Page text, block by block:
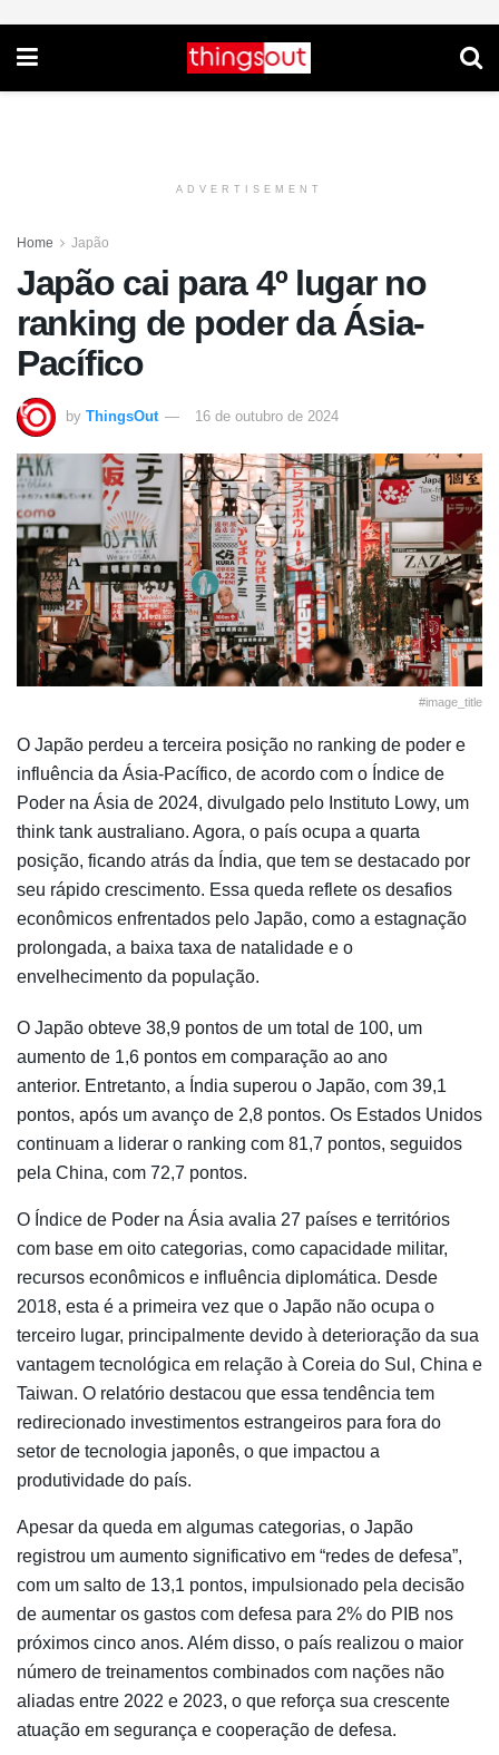
ADVERTISEMENT
Home Japão
Japão cai para 4º lugar no
ranking de poder da Ásia-
Pacífico
by ThingsOut 16 de outubro de 2024
#image_title
O Japão perdeu a terceira posição no ranking de poder e
influência da Ásia-Pacífico, de acordo com o Índice de
Poder na Ásia de 2024, divulgado pelo Instituto Lowy, um
think tank australiano. Agora, o país ocupa a quarta
posição, ficando atrás da Índia, que tem se destacado por
seu rápido crescimento. Essa queda reflete os desafios
econômicos enfrentados pelo Japão, como a estagnação
prolongada, a baixa taxa de natalidade e o
envelhecimento da população.
O Japão obteve 38,9 pontos de um total de 100, um
aumento de 1,6 pontos em comparação ao ano
anterior. Entretanto, a Índia superou o Japão, com 39,1
pontos, após um avanço de 2,8 pontos. Os Estados Unidos
continuam a liderar o ranking com 81,7 pontos, seguidos
pela China, com 72,7 pontos.
O Índice de Poder na Ásia avalia 27 países e territórios
com base em oito categorias, como capacidade militar,
recursos econômicos e influência diplomática. Desde
2018, esta é a primeira vez que o Japão não ocupa o
terceiro lugar, principalmente devido à deterioração da sua
vantagem tecnológica em relação à Coreia do Sul, China e
Taiwan. O relatório destacou que essa tendência tem
redirecionado investimentos estrangeiros para fora do
setor de tecnologia japonês, o que impactou a
produtividade do país.
Apesar da queda em algumas categorias, o Japão
registrou um aumento significativo em “redes de defesa”,
com um salto de 13,1 pontos, impulsionado pela decisão
de aumentar os gastos com defesa para 2% do PIB nos
próximos cinco anos. Além disso, o país realizou o maior
número de treinamentos combinados com nações não
aliadas entre 2022 e 2023, o que reforça sua crescente
atuação em segurança e cooperação de defesa.